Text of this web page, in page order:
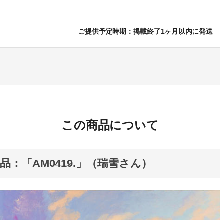
ご提供予定時期：掲載終了1ヶ月以内に発送
この商品について
：「AM0419.」（瑞雪さん）